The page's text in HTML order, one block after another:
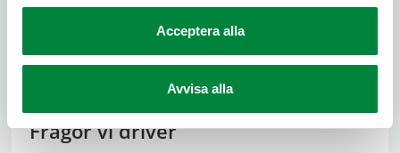
Acceptera alla
Avvisa alla
Frågor vi driver